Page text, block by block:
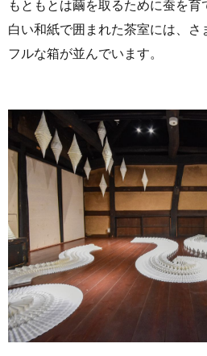
もともとは繭を取るために蚕を育
白い和紙で囲まれた茶室には、
フルな箱が並んでいます。